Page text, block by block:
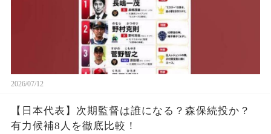
2026/07/12
【日本代表】次期監督は誰になる？森保続投か？
有力候補8人を徹底比較！